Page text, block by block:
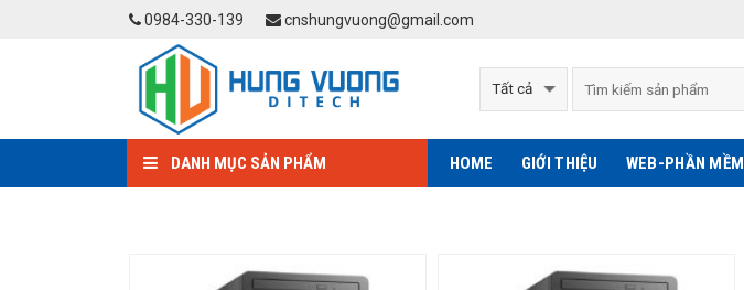
0984-330-139 cnshungvuong@gmail.com
DANH MỤC SẢN PHẨM HOME GIỚI THIỆU WEB-PHẦN MỀM